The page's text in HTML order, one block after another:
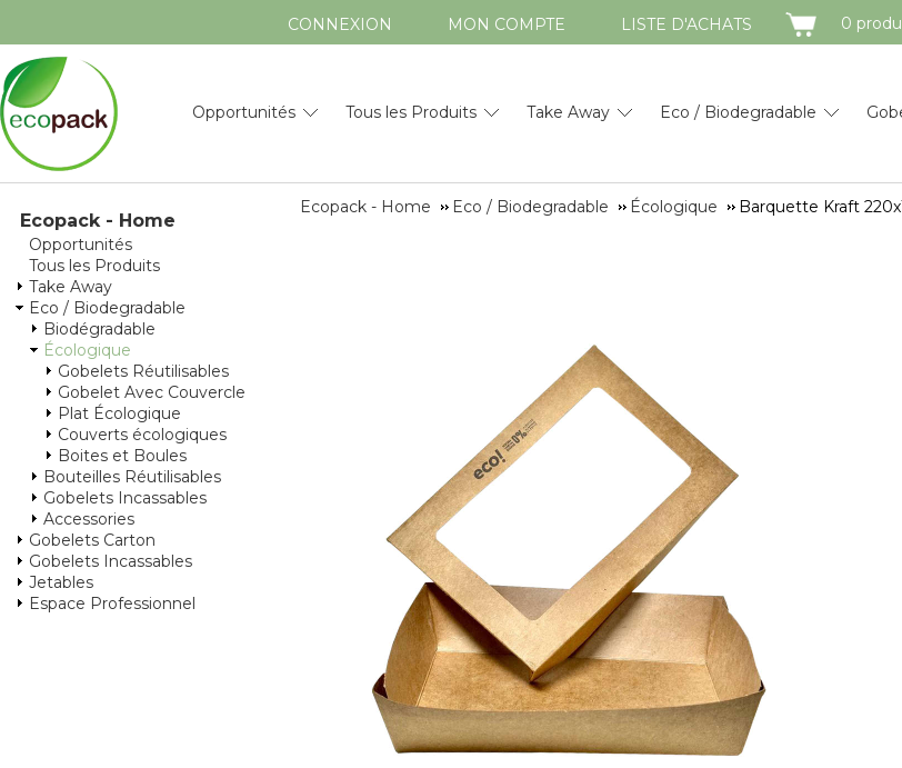
CONNEXION MON COMPTE LISTE D'ACHATS PANIER
0
Opportunités Tous les Produits Take Away Eco / Biodegradable
Ecopack - Home
Opportunités
Tous les Produits
Take Away
Eco / Biodegradable
Biodégradable
Écologique
Gobelets Réutilisables
Gobelet Avec Couvercle
Plat Écologique
Couverts écologiques
Boites et Boules
Bouteilles Réutilisables
Gobelets Incassables
Accessories
Gobelets Carton
Gobelets Incassables
Jetables
Espace Professionnel
Ecopack - Home Eco / Biodegradable Écologique Barquette Kraft